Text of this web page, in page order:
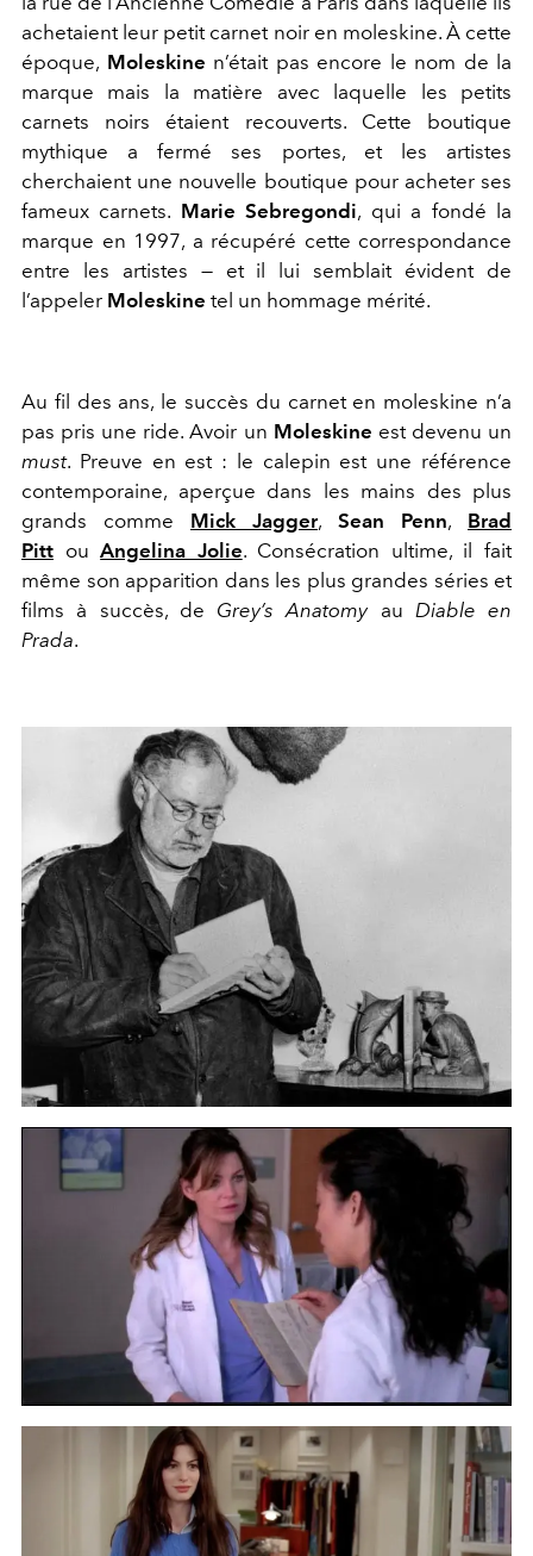
achetaient leur petit carnet noir en moleskine. À cette
époque, Moleskine n’était pas encore le nom de la
marque mais la matière avec laquelle les petits
carnets noirs étaient recouverts. Cette boutique
mythique a fermé ses portes, et les artistes
cherchaient une nouvelle boutique pour acheter ses
fameux carnets. Marie Sebregondi, qui a fondé la
marque en 1997, a récupéré cette correspondance
entre les artistes — et il lui semblait évident de
l’appeler Moleskine tel un hommage mérité.
Au fil des ans, le succès du carnet en moleskine n’a
pas pris une ride. Avoir un Moleskine est devenu un
must. Preuve en est : le calepin est une référence
contemporaine, aperçue dans les mains des plus
grands comme Mick Jagger, Sean Penn, Brad
Pitt ouAngelina Jolie. Consécration ultime, il fait
même son apparition dans les plus grandes séries et
films à succès, de Grey’s Anatomyau Diable en
Prada.